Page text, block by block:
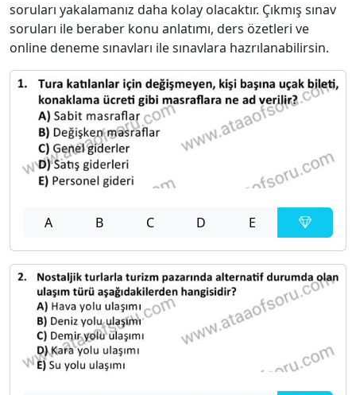
soruları yakalamanız daha kolay olacaktır. Çıkmış sınav
soruları ile beraber konu anlatımı, ders özetleri ve
online deneme sınavları ile sınavlara hazrılanabilirsin.
A B C D E